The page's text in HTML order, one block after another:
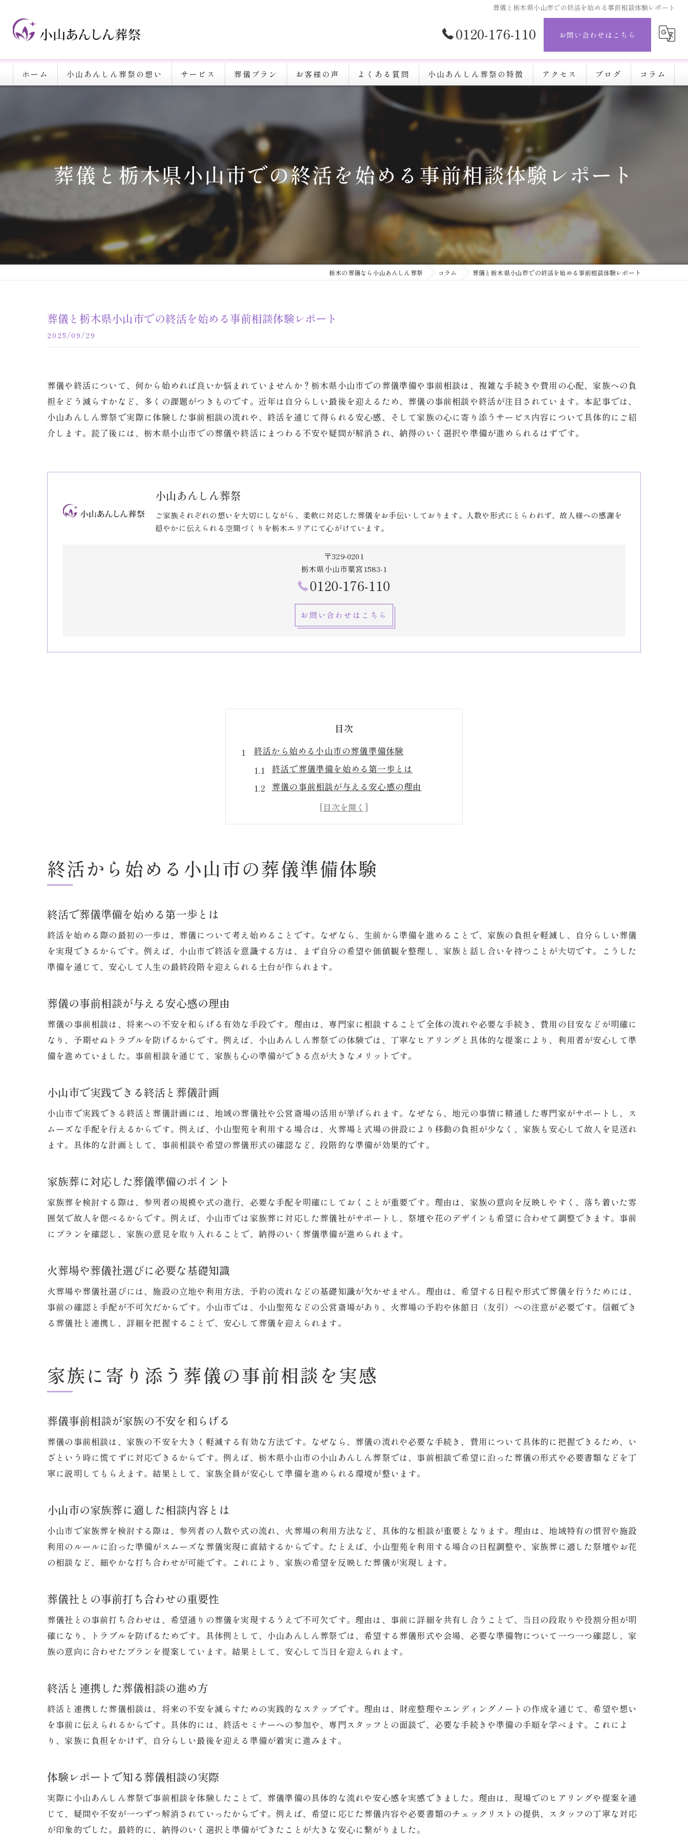
葬儀と栃木県小山市での終活を始める事前相談体験レポート
0120-176-110 お問い合わせはこちら
ホーム 小山あんしん葬祭の想い サービス 葬儀プラン お客様の声 よくある質問 小山あんしん葬祭の特徴
火葬
告別式
アクセス ブログ コラム
葬儀と栃木県小山市での終活を始める事前相談体験レポート
栃木の葬儀なら小山あんしん葬祭 コラム 葬儀と栃木県小山市での終活を始める事前相談体験レポート
葬儀と栃木県小山市での終活を始める事前相談体験レポート
2025/09/29
葬儀や終活について、何から始めれば良いか悩まれていませんか？栃木県小山市での葬儀準備や事前相談は、複雑な手続きや費用の心配、家族への負
担をどう減らすかなど、多くの課題がつきものです。近年は自分らしい最後を迎えるため、葬儀の事前相談や終活が注目されています。本記事では、
小山あんしん葬祭で実際に体験した事前相談の流れや、終活を通じて得られる安心感、そして家族の心に寄り添うサービス内容について具体的にご紹
介します。読了後には、栃木県小山市での葬儀や終活にまつわる不安や疑問が解消され、納得のいく選択や準備が進められるはずです。
小山あんしん葬祭
ご家族それぞれの想いを大切にしながら、柔軟に対応した葬儀をお手伝いしております。人数や形式にとらわれず、故人様への感謝を
穏やかに伝えられる空間づくりを栃木エリアにて心がけています。
〒329-0201
栃木県小山市粟宮1583-1
0120-176-110
お問い合わせはこちら
目次
終活から始める小山市の葬儀準備体験
終活で葬儀準備を始める第一歩とは
葬儀の事前相談が与える安心感の理由
小山市で実践できる終活と葬儀計画
家族葬に対応した葬儀準備のポイント
家族に寄り添う葬儀の事前相談を実感
葬儀事前相談が家族の不安を和らげる
終活と連携した葬儀相談の進め方
体験レポートで知る葬儀相談の実際
不安解消へ導く小山市の葬儀体験談
小山市のおくやみ情報と葬儀サポート
家族葬体験で実感した葬儀の流れ
葬儀社選びで注意したいポイント紹介
小山市の家族葬にかかる費用と流れ
葬儀社の見積もり比較で安心を得る
葬儀の流れや必要書類を事前に確認
終活で準備する葬儀の安心ポイント
葬儀体験から得た備えの大切さを解説
事前相談が叶える家族の心の安定
葬儀事前相談で得られるメリットとは
葬儀の流れを事前相談で把握できる利点
家族葬や一日葬など選択肢の幅が広がる
小山市のおくやみ情報も相談で確認可能
終活から始める小山市の葬儀準備体験
終活で葬儀準備を始める第一歩とは
終活を始める際の最初の一歩は、葬儀について考え始めることです。なぜなら、生前から準備を進めることで、家族の負担を軽減し、自分らしい葬儀
を実現できるからです。例えば、小山市で終活を意識する方は、まず自分の希望や価値観を整理し、家族と話し合いを持つことが大切です。こうした
準備を通じて、安心して人生の最終段階を迎えられる土台が作られます。
葬儀の事前相談が与える安心感の理由
葬儀の事前相談は、将来への不安を和らげる有効な手段です。理由は、専門家に相談することで全体の流れや必要な手続き、費用の目安などが明確に
なり、予期せぬトラブルを防げるからです。例えば、小山あんしん葬祭での体験では、丁寧なヒアリングと具体的な提案により、利用者が安心して準
備を進めていました。事前相談を通じて、家族も心の準備ができる点が大きなメリットです。
小山市で実践できる終活と葬儀計画
小山市で実践できる終活と葬儀計画には、地域の葬儀社や公営斎場の活用が挙げられます。なぜなら、地元の事情に精通した専門家がサポートし、ス
ムーズな手配を行えるからです。例えば、小山聖苑を利用する場合は、火葬場と式場の併設により移動の負担が少なく、家族も安心して故人を見送れ
ます。具体的な計画として、事前相談や希望の葬儀形式の確認など、段階的な準備が効果的です。
家族葬に対応した葬儀準備のポイント
家族葬を検討する際は、参列者の規模や式の進行、必要な手配を明確にしておくことが重要です。理由は、家族の意向を反映しやすく、落ち着いた雰
囲気で故人を偲べるからです。例えば、小山市では家族葬に対応した葬儀社がサポートし、祭壇や花のデザインも希望に合わせて調整できます。事前
にプランを確認し、家族の意見を取り入れることで、納得のいく葬儀準備が進められます。
火葬場や葬儀社選びに必要な基礎知識
火葬場や葬儀社選びには、施設の立地や利用方法、予約の流れなどの基礎知識が欠かせません。理由は、希望する日程や形式で葬儀を行うためには、
事前の確認と手配が不可欠だからです。小山市では、小山聖苑などの公営斎場があり、火葬場の予約や休館日（友引）への注意が必要です。信頼でき
る葬儀社と連携し、詳細を把握することで、安心して葬儀を迎えられます。
家族に寄り添う葬儀の事前相談を実感
葬儀事前相談が家族の不安を和らげる
葬儀の事前相談は、家族の不安を大きく軽減する有効な方法です。なぜなら、葬儀の流れや必要な手続き、費用について具体的に把握できるため、い
ざという時に慌てずに対応できるからです。例えば、栃木県小山市の小山あんしん葬祭では、事前相談で希望に沿った葬儀の形式や必要書類などを丁
寧に説明してもらえます。結果として、家族全員が安心して準備を進められる環境が整います。
小山市の家族葬に適した相談内容とは
小山市で家族葬を検討する際は、参列者の人数や式の流れ、火葬場の利用方法など、具体的な相談が重要となります。理由は、地域特有の慣習や施設
利用のルールに沿った準備がスムーズな葬儀実現に直結するからです。たとえば、小山聖苑を利用する場合の日程調整や、家族葬に適した祭壇やお花
の相談など、細やかな打ち合わせが可能です。これにより、家族の希望を反映した葬儀が実現します。
葬儀社との事前打ち合わせの重要性
葬儀社との事前打ち合わせは、希望通りの葬儀を実現するうえで不可欠です。理由は、事前に詳細を共有し合うことで、当日の段取りや役割分担が明
確になり、トラブルを防げるためです。具体例として、小山あんしん葬祭では、希望する葬儀形式や会場、必要な準備物について一つ一つ確認し、家
族の意向に合わせたプランを提案しています。結果として、安心して当日を迎えられます。
終活と連携した葬儀相談の進め方
終活と連携した葬儀相談は、将来の不安を減らすための実践的なステップです。理由は、財産整理やエンディングノートの作成を通じて、希望や想い
を事前に伝えられるからです。具体的には、終活セミナーへの参加や、専門スタッフとの面談で、必要な手続きや準備の手順を学べます。これによ
り、家族に負担をかけず、自分らしい最後を迎える準備が着実に進みます。
体験レポートで知る葬儀相談の実際
実際に小山あんしん葬祭で事前相談を体験したことで、葬儀準備の具体的な流れや安心感を実感できました。理由は、現場でのヒアリングや提案を通
じて、疑問や不安が一つずつ解消されていったからです。例えば、希望に応じた葬儀内容や必要書類のチェックリストの提供、スタッフの丁寧な対応
が印象的でした。最終的に、納得のいく選択と準備ができたことが大きな安心に繋がりました。